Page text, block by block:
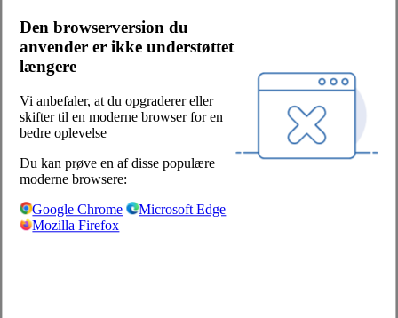
Den browserversion du
anvender er ikke understøttet
længere
Vi anbefaler, at du opgraderer eller
skifter til en moderne browser for en
bedre oplevelse
Du kan prøve en af disse populære
moderne browsere:
Google Chrome
Microsoft Edge
Mozilla Firefox
Cookies og persondata
Presserum
Whistleblowerordning
LinkedIn
Sjælland/Fyn:
Centervej 1
4180 Sorø
+45 57 87 04 00
salg-soro@hoka.dk